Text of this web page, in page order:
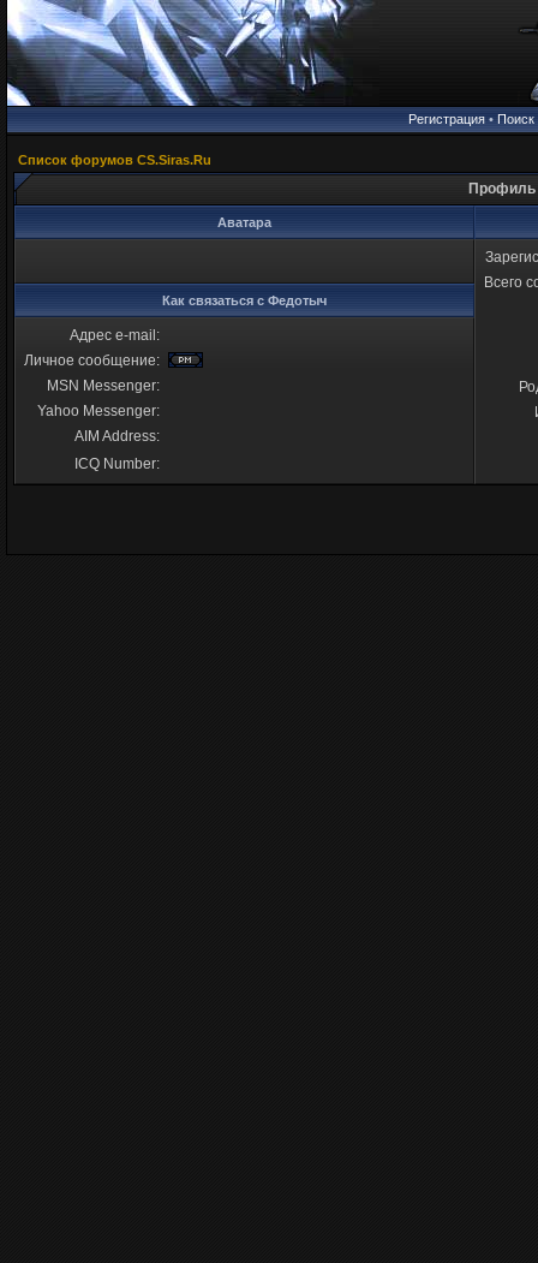
Регистрация• Поиск
Список форумов CS.Siras.Ru
Профиль
Аватара
Всего
Как связаться с Федотыч
Адрес e-mail:
Личное сообщение:
MSN Messenger:
Yahoo Messenger:
AIM Address:
ICQ Number: